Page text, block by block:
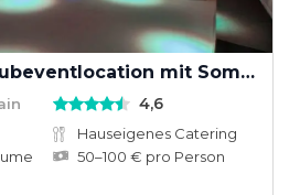
James June - Clubeventlocation mit Sommergarten
4,6
Hauseigenes Catering
50–100 € pro Person